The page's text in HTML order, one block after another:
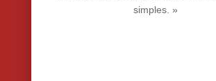
simples. »